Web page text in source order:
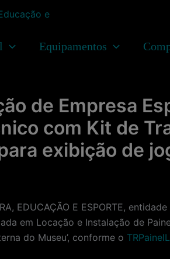
Equipamentos
de Empresa
com Kit de
exibição de
EDUCAÇÃO E ESPORTE,
em Locação e Instalação de
do Museu’, conforme o